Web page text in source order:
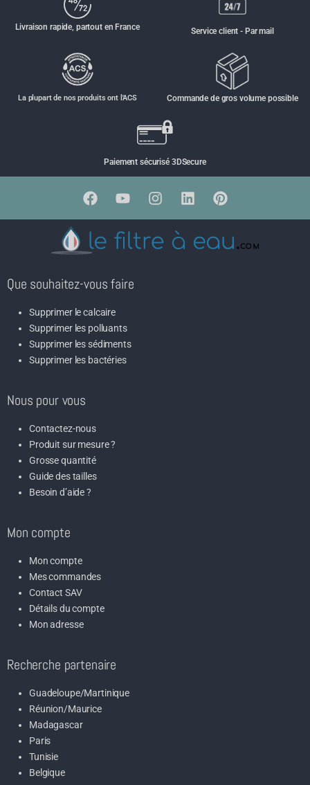
Livraison rapide, partout en France Service client - Par mail
La plupart de nos produits ont l'ACS Commande de gros volume possible
Paiement sécurisé 3DSecure
Que souhaitez-vous faire
Supprimer le calcaire
Supprimer les polluants
Supprimer les sédiments
Supprimer les bactéries
Nous pour vous
Contactez-nous
Produit sur mesure ?
Grosse quantité
Guide des tailles
Besoin d’aide ?
Mon compte
Mon compte
Mes commandes
Contact SAV
Détails du compte
Mon adresse
Recherche partenaire
Guadeloupe/Martinique
Réunion/Maurice
Madagascar
Paris
Tunisie
Belgique